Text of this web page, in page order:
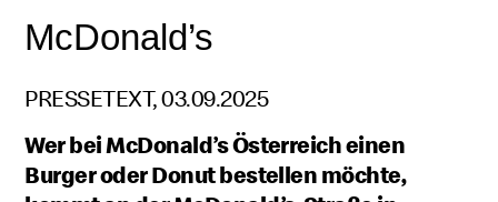
McDonald’s
PRESSETEXT, 03.09.2025
Wer bei McDonald’s Österreich einen
Burger oder Donut bestellen möchte,